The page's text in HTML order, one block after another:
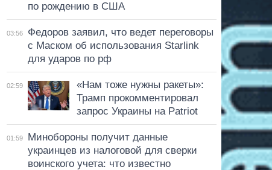
по рождению в США
03:56
Федоров заявил, что ведет переговоры
с Маском об использования Starlink
для ударов по рф
02:59
«Нам тоже нужны ракеты»:
Трамп прокомментировал
запрос Украины на Patriot
01:59
Минобороны получит данные
украинцев из налоговой для сверки
воинского учета: что известно